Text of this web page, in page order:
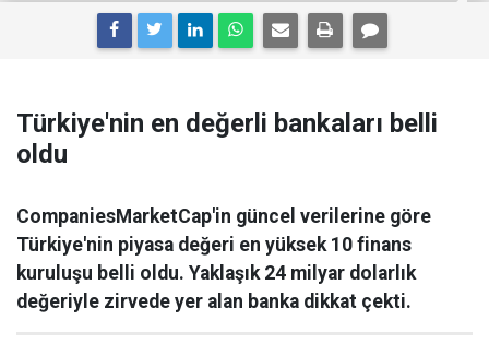
Türkiye'nin en değerli bankaları belli
oldu
CompaniesMarketCap'in güncel verilerine göre
Türkiye'nin piyasa değeri en yüksek 10 finans
kuruluşu belli oldu. Yaklaşık 24 milyar dolarlık
değeriyle zirvede yer alan banka dikkat çekti.